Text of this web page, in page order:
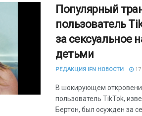
Популярный
пользователь
за сексуальное
детьми
РЕДАКЦИЯ IFN НОВОСТИ 17
В шокирующем
пользователь TikTok,
Бертон, был осужден за